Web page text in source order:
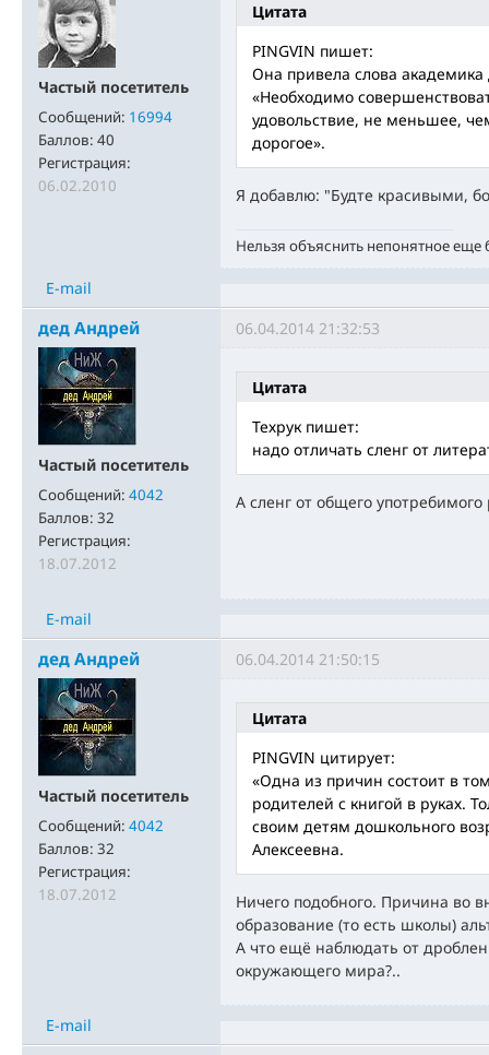
Частый посетитель
Сообщений: 16994
Баллов: 40
Регистрация:
06.02.2010
Цитата
PINGVIN пишет:
Она привела слова
«Необходимо
удовольствие, не меньшее,
дорогое».
Я добавлю: "Будте красивыми,
Нельзя объяснить непонятное
E-mail
дед Андрей
Частый посетитель
Сообщений: 4042
Баллов: 32
Регистрация:
18.07.2012
06.04.2014 21:32:53
Цитата
Техрук пишет:
надо отличать сленг от
А сленг от общего употребимого
E-mail
дед Андрей
Частый посетитель
Сообщений: 4042
Баллов: 32
Регистрация:
18.07.2012
06.04.2014 21:50:15
Цитата
PINGVIN цитирует:
«Одна из причин состоит в
родителей с книгой в руках.
своим детям дошкольного
Алексеевна.
Ничего подобного. Причина во
образование (то есть школы)
А что ещё наблюдать от
окружающего мира?..
E-mail